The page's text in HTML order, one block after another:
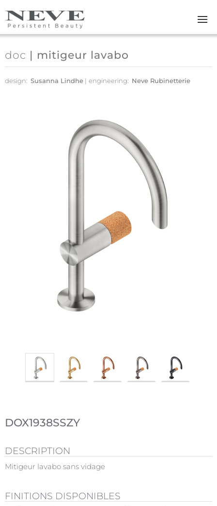
Skip to main content
doc | mitigeur lavabo
design: Susanna Lindhe engineering: Neve Rubinetterie
DOX1938SSZY
DESCRIPTION
Mitigeur lavabo sans vidage
FINITIONS DISPONIBLES